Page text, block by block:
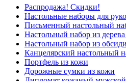
Распродажа! Скидки!
Настольные наборы для
Письменный настольный
Настольный набор из
Настольный набор из
Канцелярский настольный
Портфель из кожи
Дорожные сумки из кожи